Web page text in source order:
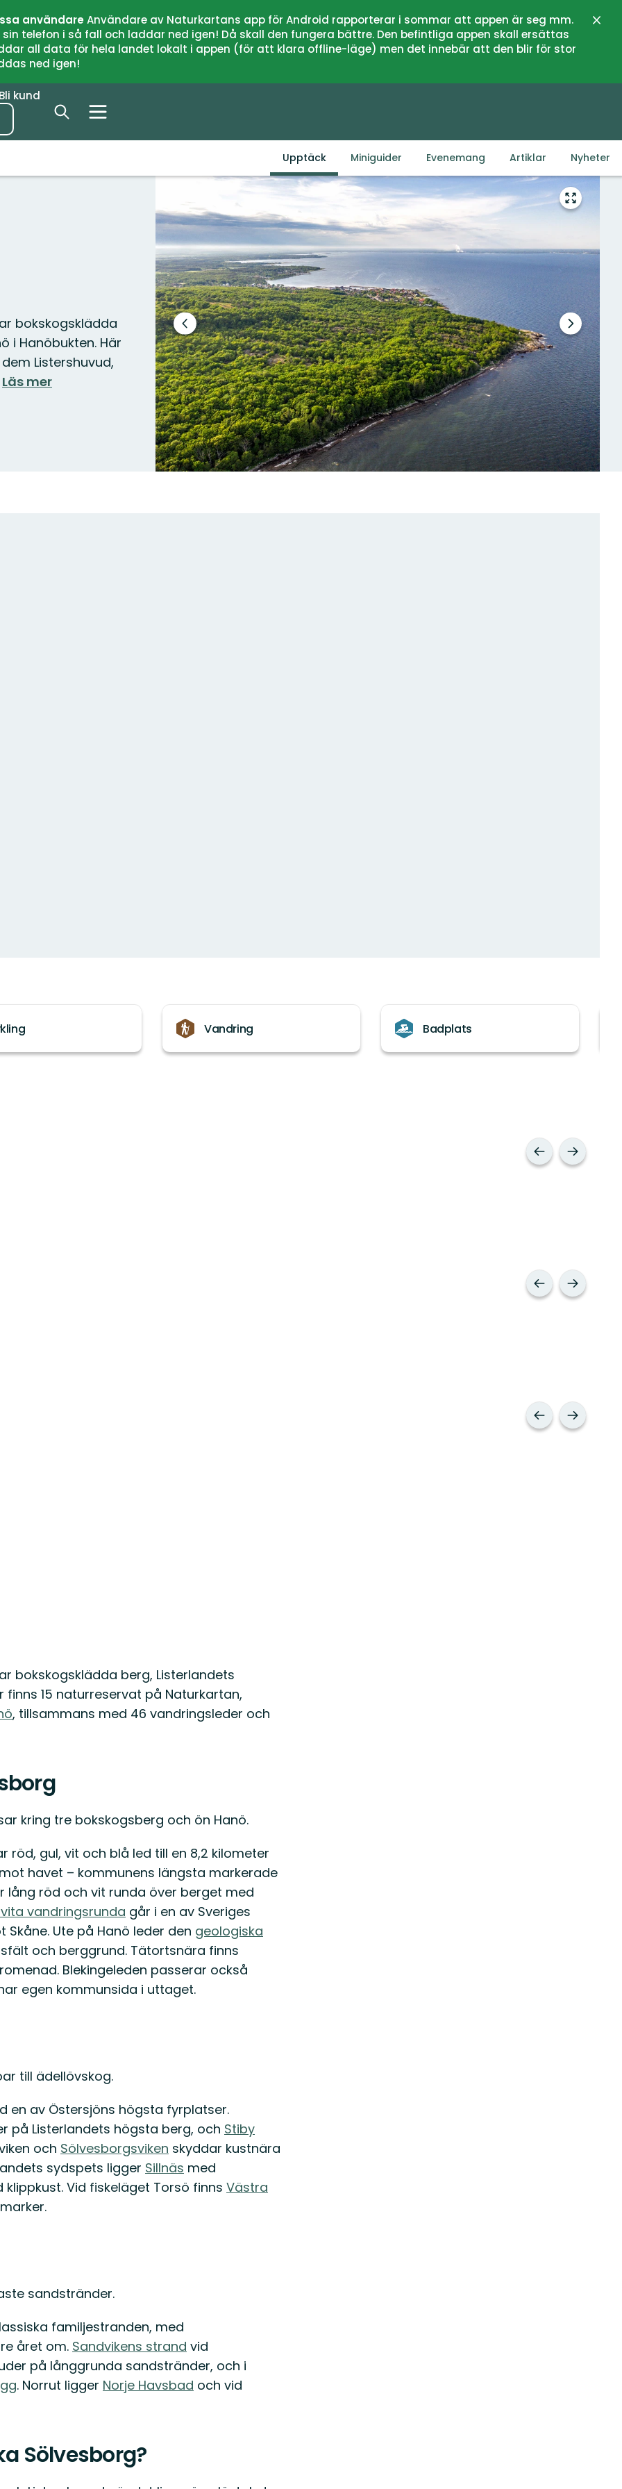
användareAnvändare av Naturkartans app för Android rapporterar i sommar att appen är seg mm.
telefon i så fall och laddar ned igen! Då skall den fungera bättre. Den befintliga appen skall ersättas
all data för hela landet lokalt i appen (för att klara offline-läge) men det innebär att den blir för stor
ned igen!
Bli kund
Upptäck Miniguider Evenemang Artiklar Nyheter
bokskogsklädda
i Hanöbukten. Här
Listershuvud,
Läs mer
Gå
till
Föregående
bild
Nästa
bildspel
Vandring Badplats
bokskogsklädda berg, Listerlandets
15 naturreservat på Naturkartan,
, tillsammans med 46 vandringsleder och
kring tre bokskogsberg och ön Hanö.
röd, gul, vit och blå led till en 8,2 kilometer
havet – kommunens längsta markerade
lång röd och vit runda över berget med
vandringsrunda går i en av Sveriges
Ute på Hanö leder den geologiska
och berggrund. Tätortsnära finns
Blekingeleden passerar också
egen kommunsida i uttaget.
till ädellövskog.
en av Östersjöns högsta fyrplatser.
på Listerlandets högsta berg, och Stiby
och Sölvesborgsviken skyddar kustnära
sydspets ligger Sillnäs med
klippkust. Vid fiskeläget Torsö finns Västra
sandstränder.
familjestranden, med
året om. Sandvikens strand vid
på långgrunda sandstränder, och i
. Norrut ligger Norje Havsbad och vid
Sölvesborg?